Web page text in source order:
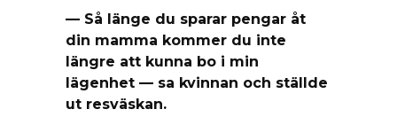
— Så länge du sparar pengar åt
din mamma kommer du inte
längre att kunna bo i min
lägenhet — sa kvinnan och ställde
ut resväskan.